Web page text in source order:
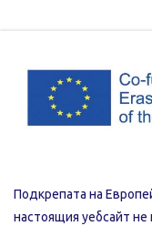
Подкрепата на
настоящия уебсайт